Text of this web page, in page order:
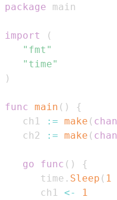
package
import
(
"fmt"
"time"
)
func main ( )
{
   ch1
:= make ( chan
   ch2
:= make ( chan
go func ( )
{
      time
. Sleep ( 1
      ch1
<-
1